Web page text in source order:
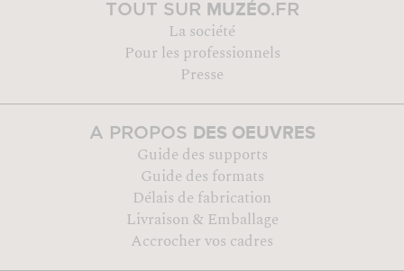
TOUT SUR MUZÉO.FR
La société
Pour les professionnels
Presse
A PROPOS DES OEUVRES
Guide des supports
Guide des formats
Délais de fabrication
Livraison & Emballage
Accrocher vos cadres